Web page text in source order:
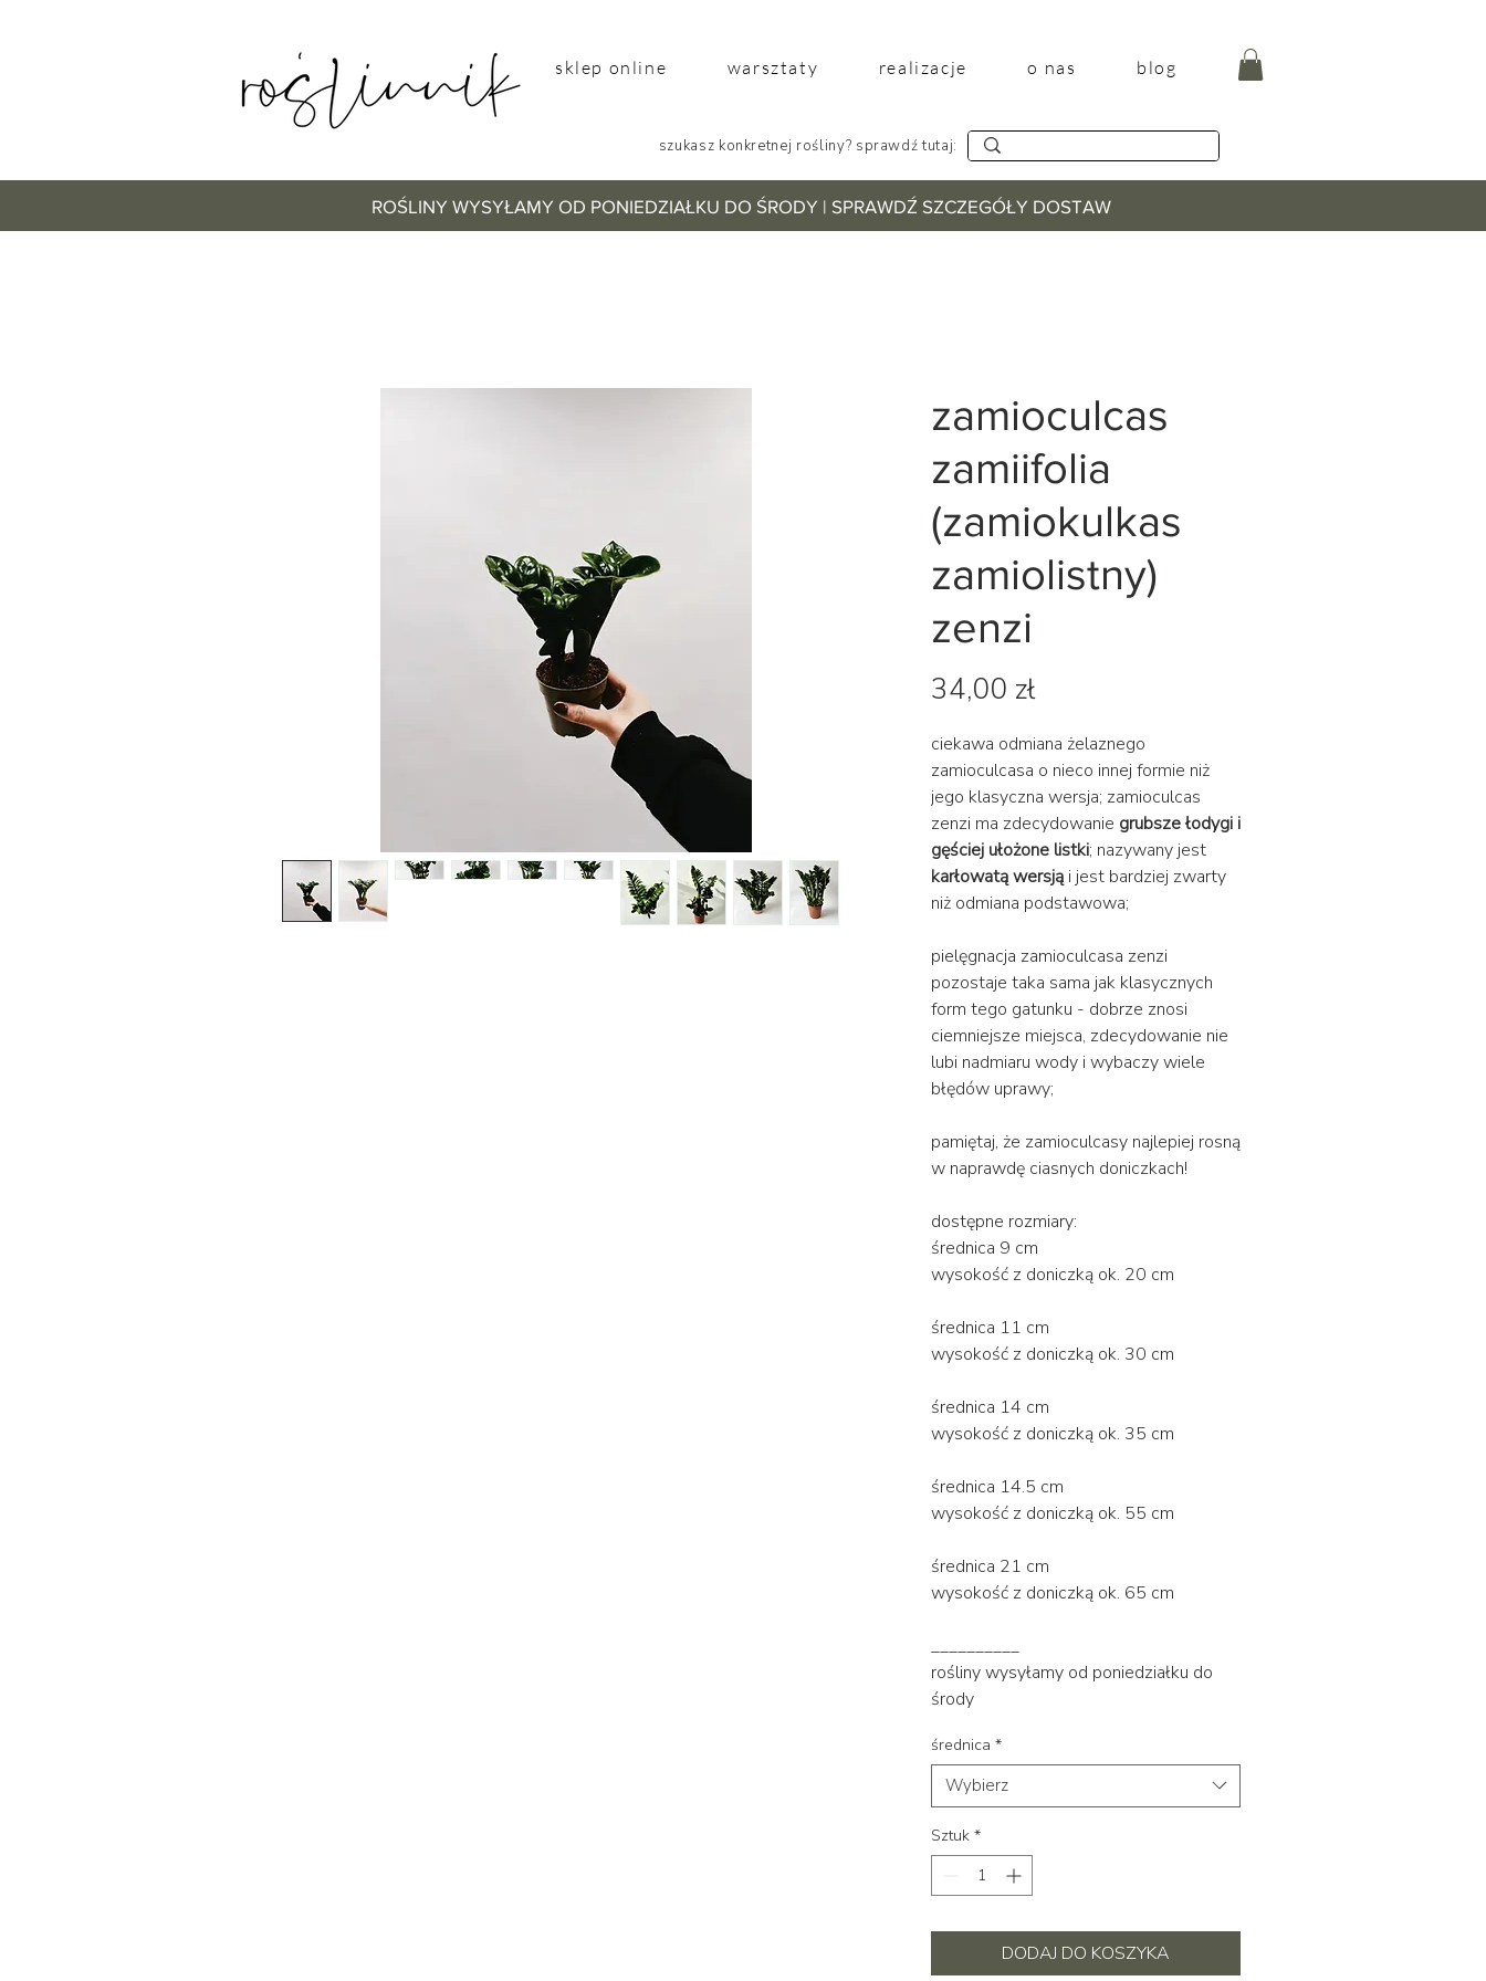
sklep online warsztaty realizacje o nas blog
szukasz konkretnej rośliny? sprawdź tutaj:
ROŚLINY WYSYŁAMY OD PONIEDZIAŁKU DO ŚRODY | SPRAWDŹ SZCZEGÓŁY DOSTAW
zamioculcas
zamiifolia
(zamiokulkas
zamiolistny)
zenzi
34,00 złCena
ciekawa odmiana żelaznego
zamioculcasa o nieco innej formie niż
jego klasyczna wersja; zamioculcas
zenzi ma zdecydowanie grubsze łodygi i
gęściej ułożone listki; nazywany jest
karłowatą wersją i jest bardziej zwarty
niż odmiana podstawowa;
pielęgnacja zamioculcasa zenzi
pozostaje taka sama jak klasycznych
form tego gatunku - dobrze znosi
ciemniejsze miejsca, zdecydowanie nie
lubi nadmiaru wody i wybaczy wiele
błędów uprawy;
pamiętaj, że zamioculcasy najlepiej rosną
w naprawdę ciasnych doniczkach!
dostępne rozmiary:
średnica 9 cm
wysokość z doniczką ok. 20 cm
średnica 11 cm
wysokość z doniczką ok. 30 cm
średnica 14 cm
wysokość z doniczką ok. 35 cm
średnica 14.5 cm
wysokość z doniczką ok. 55 cm
średnica 21 cm
wysokość z doniczką ok. 65 cm
__________
rośliny wysyłamy od poniedziałku do
środy
średnica *
Wybierz
Sztuk *
DODAJ DO KOSZYKA